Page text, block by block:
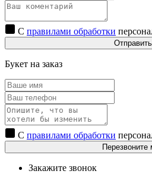
С правилами обработки
Отправить
Букет на заказ
С правилами обработки
Перезвоните
Закажите звонок